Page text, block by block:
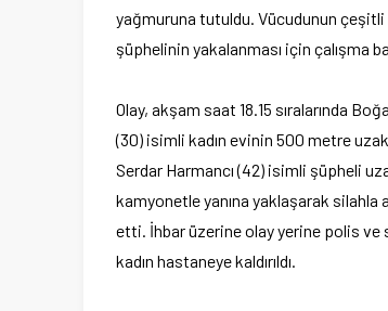
yağmuruna tutuldu. Vücudunun çeşitli
şüphelinin yakalanması için çalışma
Olay, akşam saat 18.15 sıralarında
(30) isimli kadın evinin 500 metre
Serdar Harmancı (42) isimli şüpheli
kamyonetle yanına yaklaşarak silahla
etti. İhbar üzerine olay yerine polis ve
kadın hastaneye kaldırıldı.